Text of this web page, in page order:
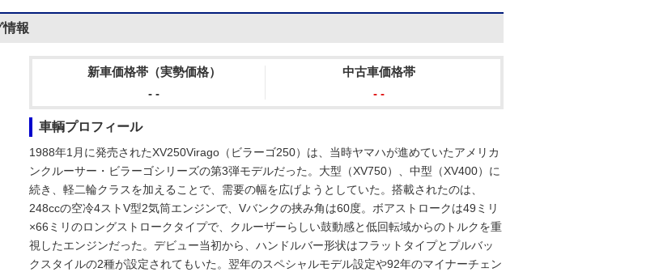
報
新車価格帯（実勢価格）
- -
中古車価格帯
- -
車輌プロフィール
1988年1月に発売されたXV250Virago（ビラーゴ250）は、当時ヤマハが進めていたアメリカ
ンクルーサー・ビラーゴシリーズの第3弾モデルだった。大型（XV750）、中型（XV400）に
続き、軽二輪クラスを加えることで、需要の幅を広げようとしていた。搭載されたのは、
248ccの空冷4ストV型2気筒エンジンで、Vバンクの挟み角は60度。ボアストロークは49ミリ
×66ミリのロングストロークタイプで、クルーザーらしい鼓動感と低回転域からのトルクを重
視したエンジンだった。デビュー当初から、ハンドルバー形状はフラットタイプとプルバッ
クスタイルの2種が設定されてもいた。翌年のスペシャルモデル設定や92年のマイナーチェン